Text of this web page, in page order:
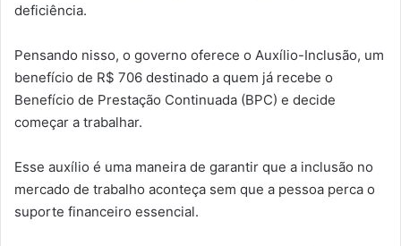
deficiência.
Pensando nisso, o governo oferece o Auxílio-Inclusão, um
benefício de R$ 706 destinado a quem já recebe o
Benefício de Prestação Continuada (BPC) e decide
começar a trabalhar.
Esse auxílio é uma maneira de garantir que a inclusão no
mercado de trabalho aconteça sem que a pessoa perca o
suporte financeiro essencial.